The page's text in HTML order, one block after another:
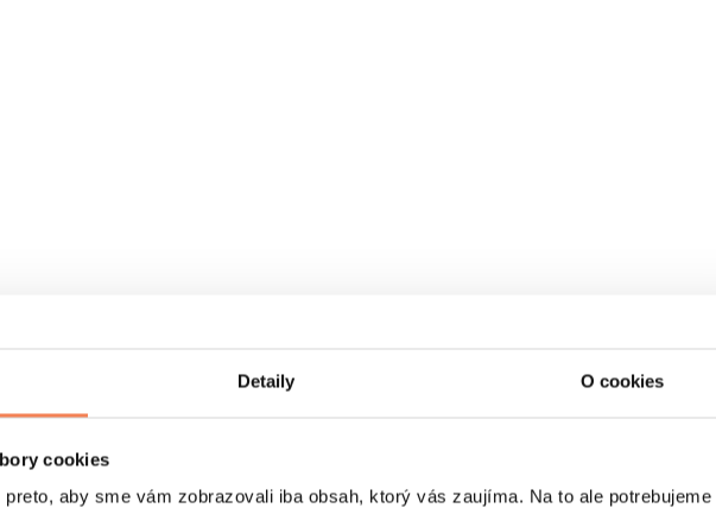
Detaily O cookies
cookies
aby sme vám zobrazovali iba obsah, ktorý vás zaujíma. Na to ale potrebujeme